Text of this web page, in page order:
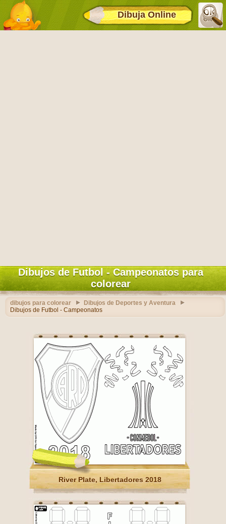
Dibuja Online
Dibujos de Futbol - Campeonatos para
colorear
dibujos para colorear
Dibujos de Deportes y Aventura
Dibujos de Futbol - Campeonatos
River Plate, Libertadores 2018